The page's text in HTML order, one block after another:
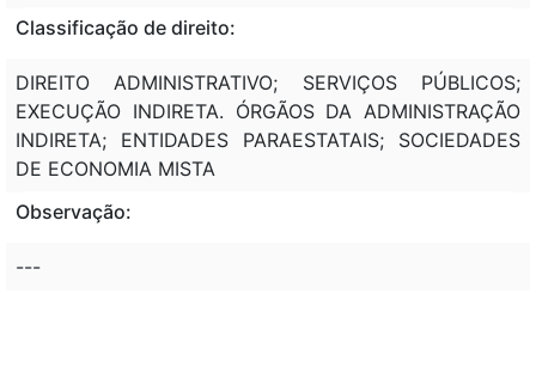
Classificação de direito:
DIREITO ADMINISTRATIVO; SERVIÇOS PÚBLICOS;
EXECUÇÃO INDIRETA. ÓRGÃOS DA ADMINISTRAÇÃO
INDIRETA; ENTIDADES PARAESTATAIS; SOCIEDADES
DE ECONOMIA MISTA
Observação:
---